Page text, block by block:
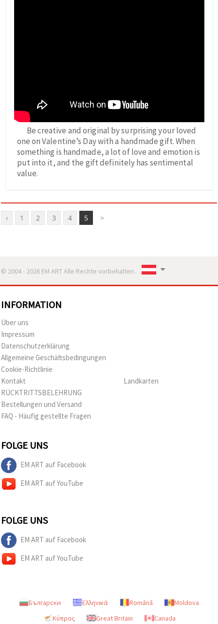
Be creative and original by surprising your loved
one on Valentine’s Day with a handmade gift. When
something is handmade, a lot of love and emotion is
put into it, and the gift definitely has sentimental
value.
‹ 1 2 3 4 5 >
© 2004 - 2026 EM ART Alle Rechte vorbehalten..
INFORMATION
Über uns
Impressum
Datenschutzerklärung
Allgemeine Geschäftsbedingungen
Cookie-Richtlinie
Kontakt
RÜCKTRITTSBELEHRUNG
Bestellungen und Versand
FAQ - Häufig gestellte Fragen
Landkarten
FOLGE UNS
EM ART auf Facebook
EM ART auf YouTube
FOLGE UNS
EM ART auf Facebook
EM ART auf YouTube
Български Ελληνικά Română
Moldova
Κύπρος
Great Britain Canada